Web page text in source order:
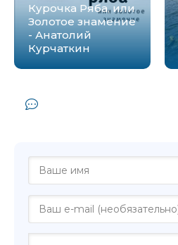
Курочка Ряба, или
Золотое знамение
- Анатолий
Курчаткин